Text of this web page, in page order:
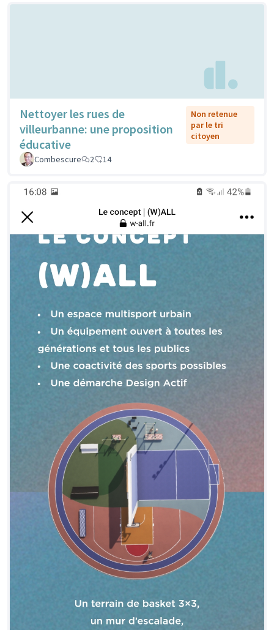
Nettoyer les rues de
villeurbanne: une proposition
éducative
Non retenue
par le tri
citoyen
Combescure 2 14